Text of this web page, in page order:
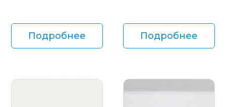
Подробнее Подробнее